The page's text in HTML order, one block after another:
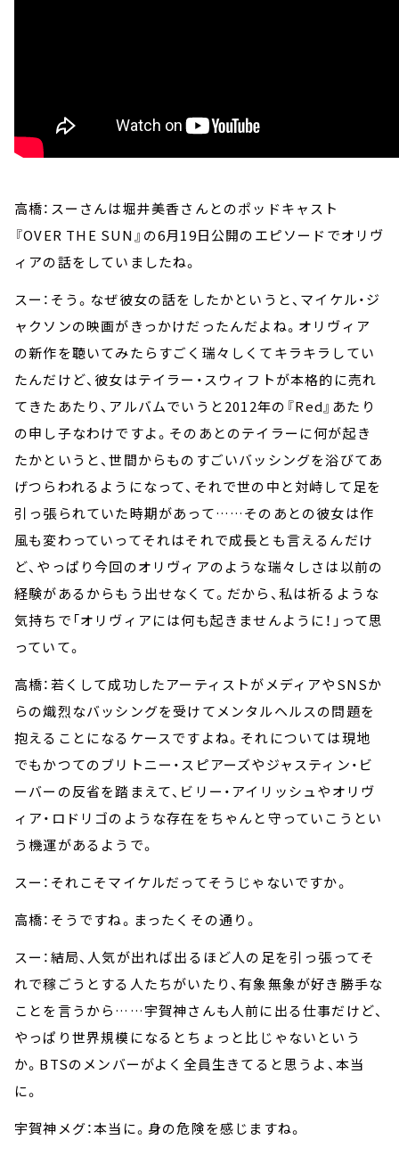
高橋：スーさんは堀井美香さんとのポッドキャスト
『OVER THE SUN』の6月19日公開のエピソードでオリヴ
ィアの話をしていましたね。
スー：そう。なぜ彼女の話をしたかというと、マイケル・ジ
ャクソンの映画がきっかけだったんだよね。オリヴィア
の新作を聴いてみたらすごく瑞々しくてキラキラしてい
たんだけど、彼女はテイラー・スウィフトが本格的に売れ
てきたあたり、アルバムでいうと2012年の『Red』あたり
の申し子なわけですよ。そのあとのテイラーに何が起き
たかというと、世間からものすごいバッシングを浴びてあ
げつらわれるようになって、それで世の中と対峙して足を
引っ張られていた時期があって……そのあとの彼女は作
風も変わっていってそれはそれで成長とも言えるんだけ
ど、やっぱり今回のオリヴィアのような瑞々しさは以前の
経験があるからもう出せなくて。だから、私は祈るような
気持ちで「オリヴィアには何も起きませんように！」って思
っていて。
高橋：若くして成功したアーティストがメディアやSNSか
らの熾烈なバッシングを受けてメンタルヘルスの問題を
抱えることになるケースですよね。それについては現地
でもかつてのブリトニー・スピアーズやジャスティン・ビ
ーバーの反省を踏まえて、ビリー・アイリッシュやオリヴ
ィア・ロドリゴのような存在をちゃんと守っていこうとい
う機運があるようで。
スー：それこそマイケルだってそうじゃないですか。
高橋：そうですね。まったくその通り。
スー：結局、人気が出れば出るほど人の足を引っ張ってそ
れで稼ごうとする人たちがいたり、有象無象が好き勝手な
ことを言うから……宇賀神さんも人前に出る仕事だけど、
やっぱり世界規模になるとちょっと比じゃないという
か。BTSのメンバーがよく全員生きてると思うよ、本当
に。
宇賀神メグ：本当に。身の危険を感じますね。